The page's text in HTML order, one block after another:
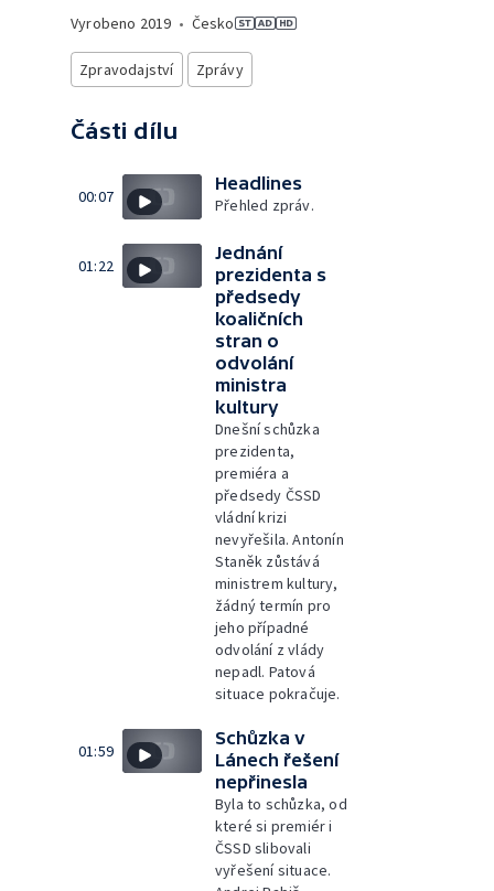
Vyrobeno 2019 • Česko
Zpravodajství Zprávy
Části dílu
00:07
Headlines
Přehled zpráv.
01:22
Jednání
prezidenta s
předsedy
koaličních
stran o
odvolání
ministra
kultury
Dnešní schůzka
prezidenta,
premiéra a
předsedy ČSSD
vládní krizi
nevyřešila. Antonín
Staněk zůstává
ministrem kultury,
žádný termín pro
jeho případné
odvolání z vlády
nepadl. Patová
situace pokračuje.
01:59
Schůzka v
Lánech řešení
nepřinesla
Byla to schůzka, od
které si premiér i
ČSSD slibovali
vyřešení situace.